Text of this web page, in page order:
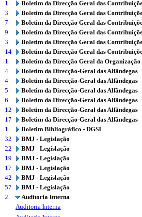
1
Boletim da Direcção Geral das
3
Boletim da Direcção Geral das
7
Boletim da Direcção Geral das
9
Boletim da Direcção Geral das
3
Boletim da Direcção Geral das
14
Boletim da Direcção Geral das
1
Boletim da Direcção Geral da
4
Boletim da Direcção-Geral das Alfândegas
4
Boletim da Direcção-Geral das Alfândegas
5
Boletim da Direcção-Geral das Alfândegas
6
Boletim da Direcção-Geral das Alfândegas
12
Boletim da Direcção-Geral das Alfândegas
17
Boletim da Direcção-Geral das Alfândegas
1
Boletim Bibliográfico - DGSI
32
BMJ - Legislação
22
BMJ - Legislação
19
BMJ - Legislação
17
BMJ - Legislação
42
BMJ - Legislação
57
BMJ - Legislação
2
Auditoria Interna
Auditoria Interna